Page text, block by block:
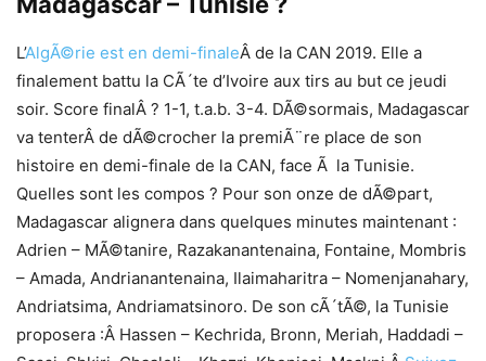
L’AlgÃ©rie est en demi-finaleÂ de la CAN 2019. Elle a
finalement battu la CÃ´te d’Ivoire aux tirs au but ce jeudi
soir. Score finalÂ ? 1-1, t.a.b. 3-4. DÃ©sormais, Madagascar
va tenterÂ de dÃ©crocher la premiÃ¨re place de son
histoire en demi-finale de la CAN, face Ã la Tunisie.
Quelles sont les compos ? Pour son onze de dÃ©part,
Madagascar alignera dans quelques minutes maintenant :
Adrien – MÃ©tanire, Razakanantenaina, Fontaine, Mombris
– Amada, Andrianantenaina, Ilaimaharitra – Nomenjanahary,
Andriatsima, Andriamatsinoro. De son cÃ´tÃ©, la Tunisie
proposera :Â Hassen – Kechrida, Bronn, Meriah, Haddadi –